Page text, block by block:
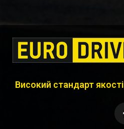
Високий стандарт якості